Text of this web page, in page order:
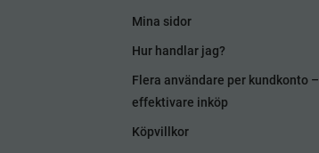
Mina sidor
Hur handlar jag?
Flera användare per kundkonto –
effektivare inköp
Köpvillkor